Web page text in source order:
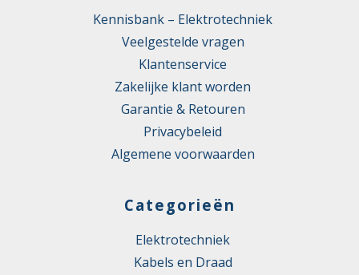
Kennisbank – Elektrotechniek
Veelgestelde vragen
Klantenservice
Zakelijke klant worden
Garantie & Retouren
Privacybeleid
Algemene voorwaarden
Categorieën
Elektrotechniek
Kabels en Draad